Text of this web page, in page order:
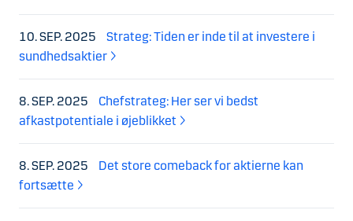
10. SEP. 2025
Strateg: Tiden er inde til at investere i
sundhedsaktier
8. SEP. 2025
Chefstrateg: Her ser vi bedst
afkastpotentiale i øjeblikket
8. SEP. 2025
Det store comeback for aktierne kan
fortsætte